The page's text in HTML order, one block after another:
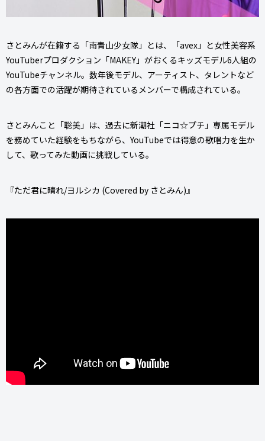
さとみんが在籍する「南青山少女隊」とは、「avex」と女性美容系
YouTuberプロダクション「MAKEY」がおくるキッズモデル6人組の
YouTubeチャンネル。数年後モデル、アーティスト、タレントなど
の各方面での活躍が期待されているメンバーで構成されている。
さとみんこと「聡美」は、過去に新潮社「ニコ☆プチ」専属モデル
を務めていた経験をもちながら、YouTubeでは得意の歌唱力を生か
して、歌ってみた動画に挑戦している。
『ただ君に晴れ/ヨルシカ (Covered by さとみん)』